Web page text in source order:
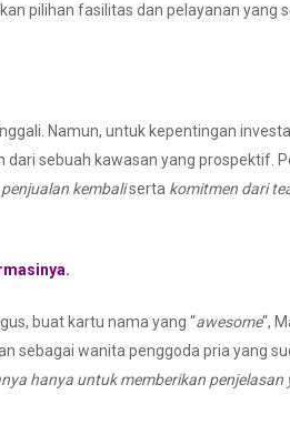
pilihan fasilitas dan pelayanan yang
Namun, untuk kepentingan
dari sebuah kawasan yang prospektif.
kembaliserta komitmen dari
buat kartu nama yang “awesome“,
sebagai wanita penggoda pria yang
hanya untuk memberikan